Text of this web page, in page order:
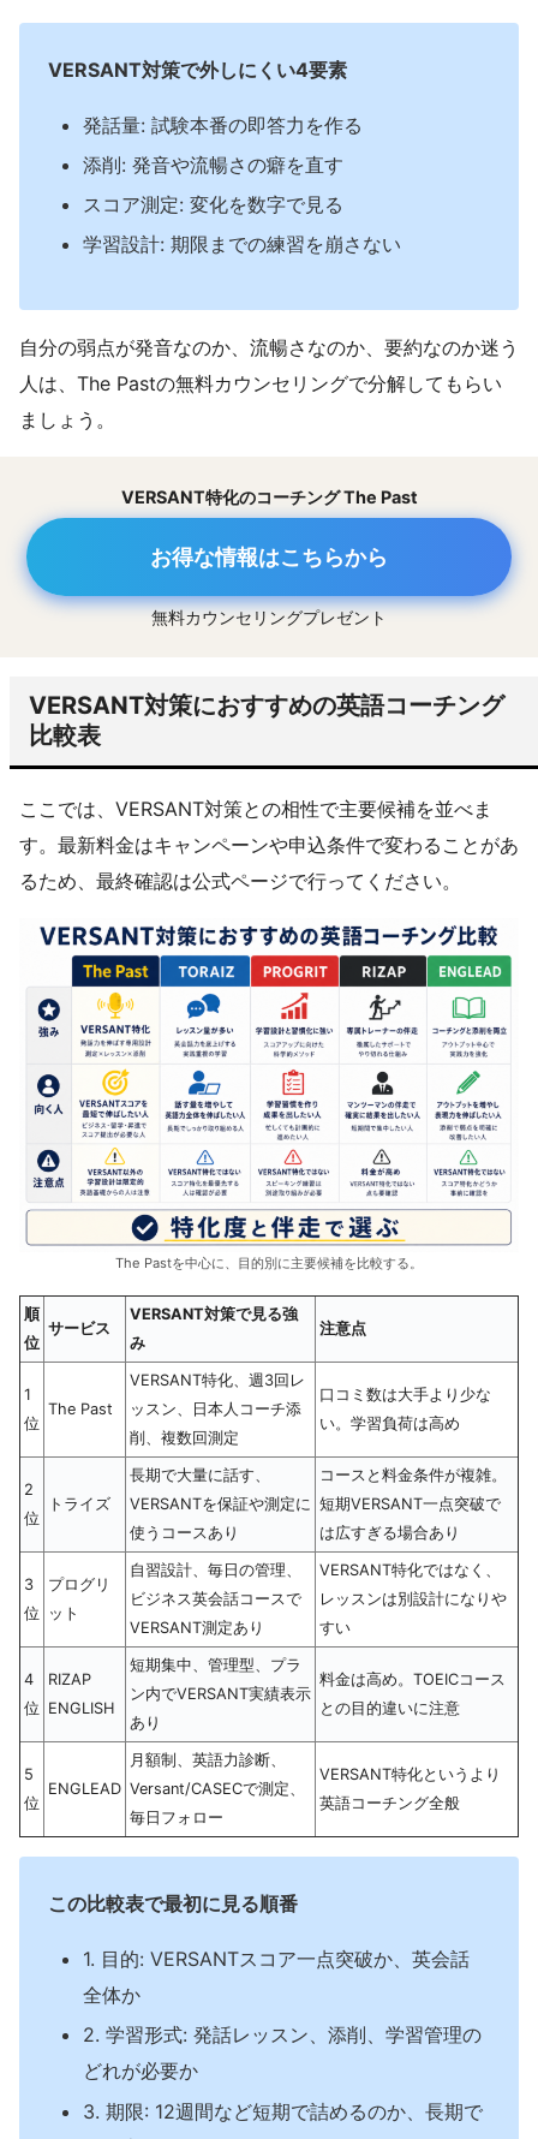
VERSANT対策で外しにくい4要素
発話量: 試験本番の即答力を作る
添削: 発音や流暢さの癖を直す
スコア測定: 変化を数字で見る
学習設計: 期限までの練習を崩さない
自分の弱点が発音なのか、流暢さなのか、要約なのか迷う
人は、The Pastの無料カウンセリングで分解してもらい
ましょう。
VERSANT特化のコーチング The Past
お得な情報はこちらから
無料カウンセリングプレゼント
VERSANT対策におすすめの英語コーチング
比較表
ここでは、VERSANT対策との相性で主要候補を並べま
す。最新料金はキャンペーンや申込条件で変わることがあ
るため、最終確認は公式ページで行ってください。
The Pastを中心に、目的別に主要候補を比較する。
順
位
サービス
VERSANT対策で見る強
み
注意点
1
位
The Past
VERSANT特化、週3回レ
ッスン、日本人コーチ添
削、複数回測定
口コミ数は大手より少な
い。学習負荷は高め
2
位
トライズ
長期で大量に話す、
VERSANTを保証や測定に
使うコースあり
コースと料金条件が複雑。
短期VERSANT一点突破で
は広すぎる場合あり
3
位
プログリ
ット
自習設計、毎日の管理、
ビジネス英会話コースで
VERSANT測定あり
VERSANT特化ではなく、
レッスンは別設計になりや
すい
4
位
RIZAP
ENGLISH
短期集中、管理型、プラ
ン内でVERSANT実績表示
あり
料金は高め。TOEICコース
との目的違いに注意
5
位
ENGLEAD
月額制、英語力診断、
Versant/CASECで測定、
毎日フォロー
VERSANT特化というより
英語コーチング全般
この比較表で最初に見る順番
1. 目的: VERSANTスコア一点突破か、英会話
全体か
2. 学習形式: 発話レッスン、添削、学習管理の
どれが必要か
3. 期限: 12週間など短期で詰めるのか、長期で